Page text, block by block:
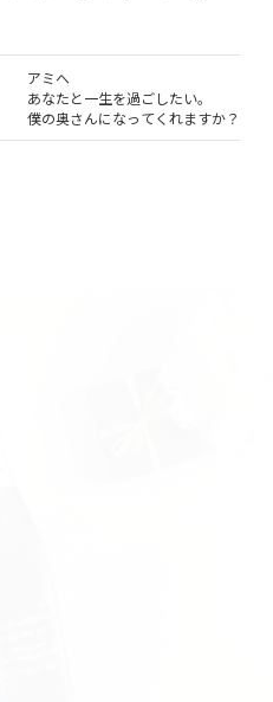
アミへ
あなたと一生を過ごしたい。
僕の奥さんになってくれますか？